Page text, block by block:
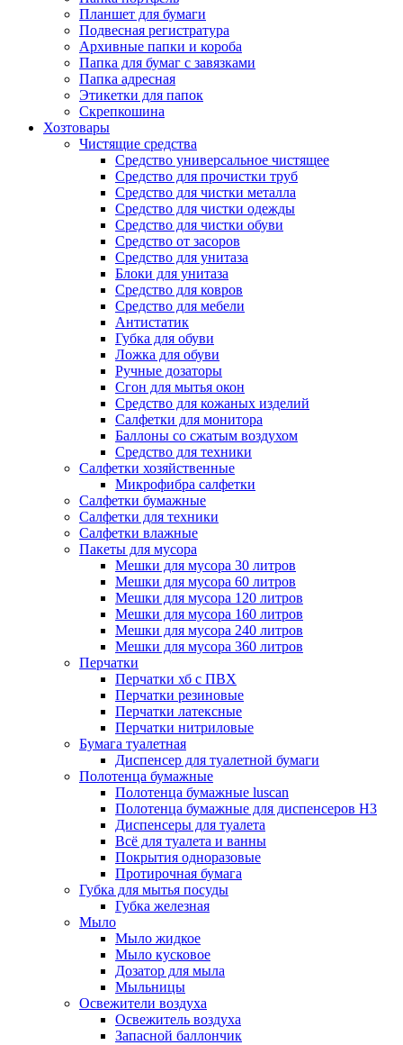
Планшет для бумаги
Подвесная регистратура
Архивные папки и короба
Папка для бумаг с завязками
Папка адресная
Этикетки для папок
Скрепкошина
Хозтовары
Чистящие средства
Средство универсальное чистящее
Средство для прочистки труб
Средство для чистки металла
Средство для чистки одежды
Средство для чистки обуви
Средство от засоров
Средство для унитаза
Блоки для унитаза
Средство для ковров
Средство для мебели
Антистатик
Губка для обуви
Ложка для обуви
Ручные дозаторы
Сгон для мытья окон
Средство для кожаных изделий
Салфетки для монитора
Баллоны со сжатым воздухом
Средство для техники
Салфетки хозяйственные
Микрофибра салфетки
Салфетки бумажные
Салфетки для техники
Салфетки влажные
Пакеты для мусора
Мешки для мусора 30 литров
Мешки для мусора 60 литров
Мешки для мусора 120 литров
Мешки для мусора 160 литров
Мешки для мусора 240 литров
Мешки для мусора 360 литров
Перчатки
Перчатки хб с ПВХ
Перчатки резиновые
Перчатки латексные
Перчатки нитриловые
Бумага туалетная
Диспенсер для туалетной бумаги
Полотенца бумажные
Полотенца бумажные luscan
Полотенца бумажные для диспенсеров H3
Диспенсеры для туалета
Всё для туалета и ванны
Покрытия одноразовые
Протирочная бумага
Губка для мытья посуды
Губка железная
Мыло
Мыло жидкое
Мыло кусковое
Дозатор для мыла
Мыльницы
Освежители воздуха
Освежитель воздуха
Запасной баллончик